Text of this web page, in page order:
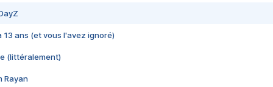
13 ans (et vous l'avez ignoré)
(littéralement)
Rayan